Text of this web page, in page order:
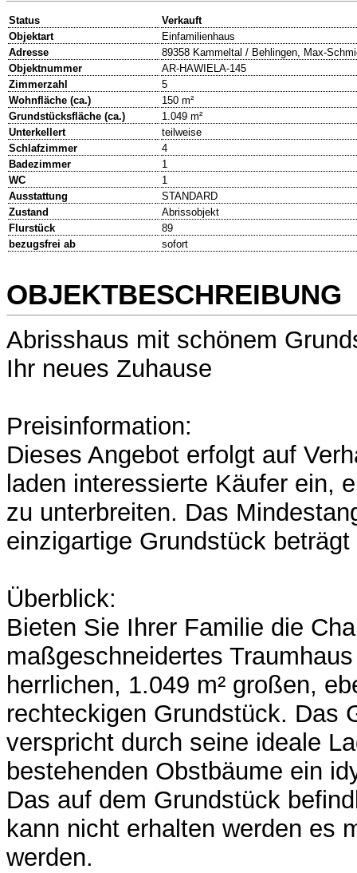
Status
Verkauft
Objektart
Einfamilienhaus
Adresse
89358 Kammeltal / Behlingen, Max-
Objektnummer
AR-HAWIELA-145
Zimmerzahl
5
Wohnfläche (ca.)
150 m²
Grundstücksfläche (ca.)
1.049 m²
Unterkellert
teilweise
Schlafzimmer
4
Badezimmer
1
WC
1
Ausstattung
STANDARD
Zustand
Abrissobjekt
Flurstück
89
bezugsfrei ab
sofort
OBJEKTBESCHREIBUNG
Abrisshaus mit schönem
Ihr neues Zuhause
Preisinformation:
Dieses Angebot erfolgt auf
laden interessierte Käufer ein,
zu unterbreiten. Das
einzigartige Grundstück
Überblick:
Bieten Sie Ihrer Familie die
maßgeschneidertes
herrlichen, 1.049 m² großen,
rechteckigen Grundstück. Das
verspricht durch seine ideale
bestehenden Obstbäume ein
Das auf dem Grundstück
kann nicht erhalten werden es
werden.